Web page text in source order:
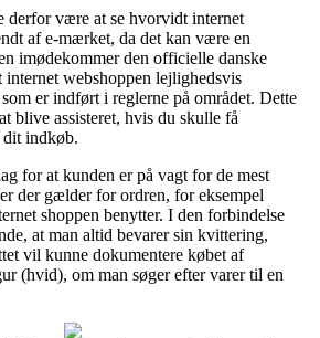
derfor være at se hvorvidt internet
af e-mærket, da det kan være en
imødekommer den officielle danske
webshoppen lejlighedsvis
er indført i reglerne på området. Dette
blive assisteret, hvis du skulle få
indkøb.
for at kunden er på vagt for de mest
der gælder for ordren, for eksempel
shoppen benytter. I den forbindelse
at man altid bevarer sin kvittering,
vil kunne dokumentere købet af
(hvid), om man søger efter varer til en